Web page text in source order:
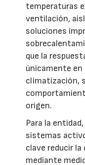
temperaturas
ventilación,
soluciones
que la
únicamente en
climatización,
origen.
Para la
sistemas
clave reducir
mediante